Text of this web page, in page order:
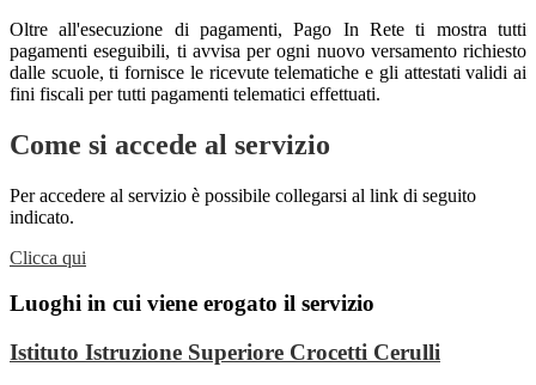
Oltre all'esecuzione di pagamenti, Pago In Rete ti mostra tutti
pagamenti eseguibili, ti avvisa per ogni nuovo versamento richiesto
dalle scuole, ti fornisce le ricevute telematiche e gli attestati validi ai
fini fiscali per tutti pagamenti telematici effettuati.
Come si accede al servizio
Per accedere al servizio è possibile collegarsi al link di seguito
indicato.
Clicca qui
Luoghi in cui viene erogato il servizio
Istituto Istruzione Superiore Crocetti Cerulli